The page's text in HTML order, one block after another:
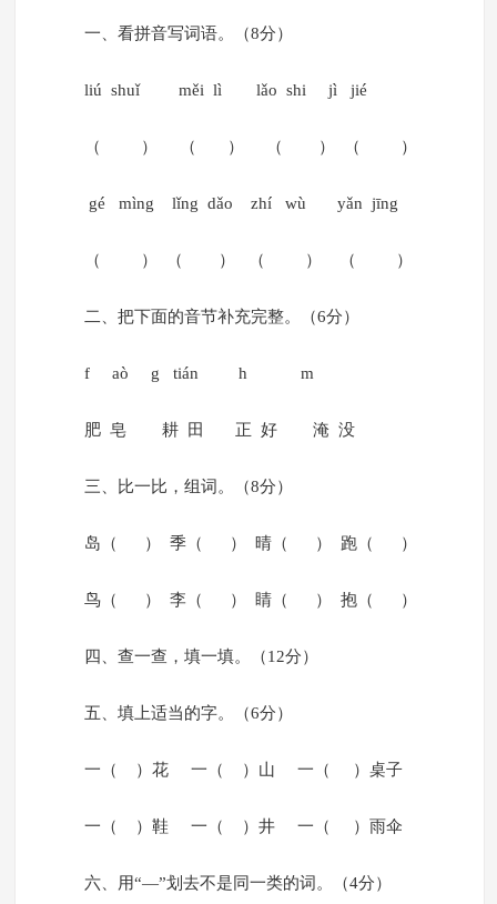
一、看拼音写词语。（8分）
liú shuǐ měi lì lǎo shi jì jié
（ ） （ ） （ ） （ ）
gé mìng lǐng dǎo zhí wù yǎn jīng
（ ） （ ） （ ） （ ）
二、把下面的音节补充完整。（6分）
f aò g tián h m
肥 皂 耕 田 正 好 淹 没
三、比一比，组词。（8分）
岛（ ） 季（ ） 晴（ ） 跑（ ）
鸟（ ） 李（ ） 睛（ ） 抱（ ）
四、查一查，填一填。（12分）
五、填上适当的字。（6分）
一（ ）花 一（ ）山 一（ ）桌子
一（ ）鞋 一（ ）井 一（ ）雨伞
六、用“—”划去不是同一类的词。（4分）